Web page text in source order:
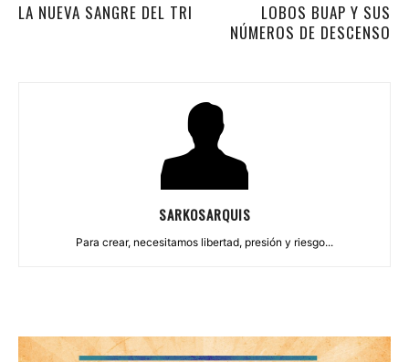
LA NUEVA SANGRE DEL TRI
LOBOS BUAP Y SUS
NÚMEROS DE DESCENSO
SARKOSARQUIS
Para crear, necesitamos libertad, presión y riesgo...